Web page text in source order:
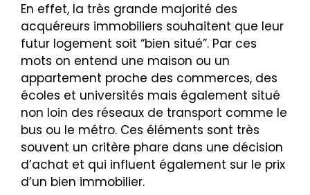
En effet, la très grande majorité des
acquéreurs immobiliers souhaitent que leur
futur logement soit “bien situé”. Par ces
mots on entend une maison ou un
appartement proche des commerces, des
écoles et universités mais également situé
non loin des réseaux de transport comme le
bus ou le métro. Ces éléments sont très
souvent un critère phare dans une décision
d’achat et qui influent également sur le prix
d’un bien immobilier.